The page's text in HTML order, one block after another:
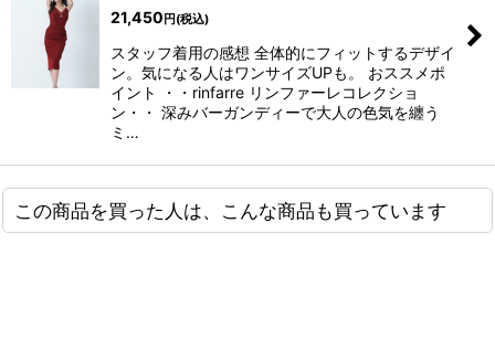
21,450 円 (税込)
スタッフ着用の感想 全体的にフィットするデザイ
ン。気になる人はワンサイズUPも。 おススメポ
イント ・・rinfarre リンファーレコレクショ
ン・・ 深みバーガンディーで大人の色気を纏う
ミ…
この商品を買った人は、こんな商品も買っています